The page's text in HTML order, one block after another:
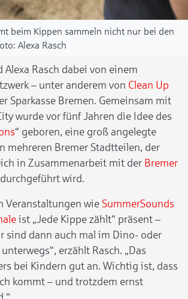
beim Kippen sammeln nicht nur bei den
Alexa Rasch
Rasch dabei von einem
– unter anderem von Clean Up
Sparkasse Bremen. Gemeinsam mit
wurde vor fünf Jahren die Idee des
“ geboren, eine groß angelegte
mehreren Bremer Stadtteilen, der
in Zusammenarbeit mit der Bremer
durchgeführt wird.
Veranstaltungen wie SummerSounds
ist „Jede Kippe zählt“ präsent –
sind dann auch mal im Dino- oder
erzählt Rasch. „Das
bei Kindern gut an. Wichtig ist, dass
kommt – und trotzdem ernst